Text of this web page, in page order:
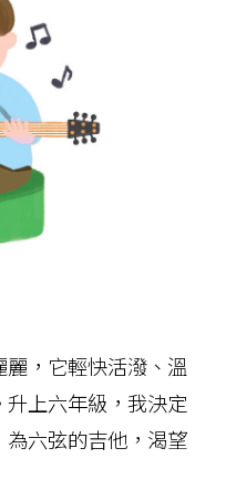
，它輕快活潑、溫
上六年級，我決定
六弦的吉他，渴望